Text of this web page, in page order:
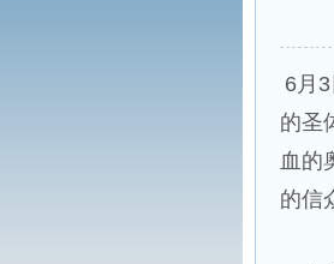
6月
的圣
血的
的信